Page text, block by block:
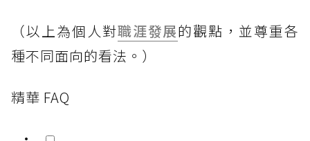
（以上為個人對職涯發展的觀點，並尊重各
種不同面向的看法。）
精華 FAQ